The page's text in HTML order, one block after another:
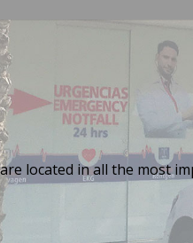
are located in all the most